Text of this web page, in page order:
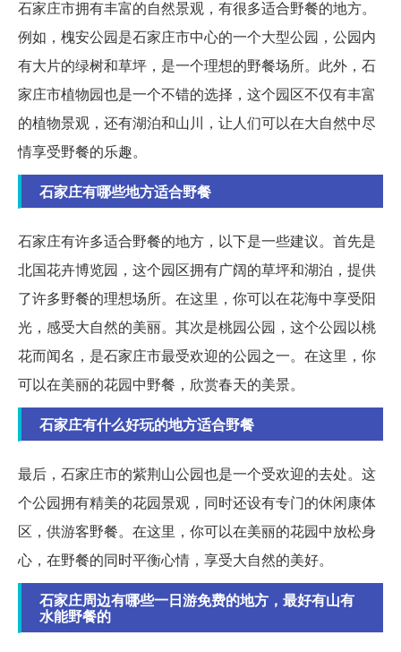
石家庄市拥有丰富的自然景观，有很多适合野餐的地方。
例如，槐安公园是石家庄市中心的一个大型公园，公园内
有大片的绿树和草坪，是一个理想的野餐场所。此外，石
家庄市植物园也是一个不错的选择，这个园区不仅有丰富
的植物景观，还有湖泊和山川，让人们可以在大自然中尽
情享受野餐的乐趣。
石家庄有哪些地方适合野餐
石家庄有许多适合野餐的地方，以下是一些建议。首先是
北国花卉博览园，这个园区拥有广阔的草坪和湖泊，提供
了许多野餐的理想场所。在这里，你可以在花海中享受阳
光，感受大自然的美丽。其次是桃园公园，这个公园以桃
花而闻名，是石家庄市最受欢迎的公园之一。在这里，你
可以在美丽的花园中野餐，欣赏春天的美景。
石家庄有什么好玩的地方适合野餐
最后，石家庄市的紫荆山公园也是一个受欢迎的去处。这
个公园拥有精美的花园景观，同时还设有专门的休闲康体
区，供游客野餐。在这里，你可以在美丽的花园中放松身
心，在野餐的同时平衡心情，享受大自然的美好。
石家庄周边有哪些一日游免费的地方，最好有山有
水能野餐的